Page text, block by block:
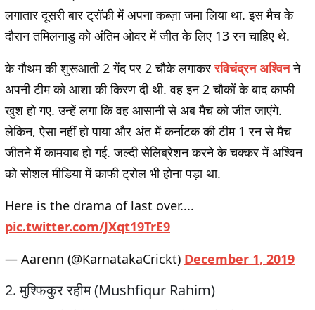
लगातार दूसरी बार ट्रॉफी में अपना कब्ज़ा जमा लिया था. इस मैच के
दौरान तमिलनाडु को अंतिम ओवर में जीत के लिए 13 रन चाहिए थे.
के गौथम की शुरूआती 2 गेंद पर 2 चौके लगाकररविचंद्रन अश्विनने
अपनी टीम को आशा की किरण दी थी. वह इन 2 चौकों के बाद काफी
खुश हो गए. उन्हें लगा कि वह आसानी से अब मैच को जीत जाएंगे.
लेकिन, ऐसा नहीं हो पाया और अंत में कर्नाटक की टीम 1 रन से मैच
जीतने में कामयाब हो गई. जल्दी सेलिब्रेशन करने के चक्कर में अश्विन
को सोशल मीडिया में काफी ट्रोल भी होना पड़ा था.
Here is the drama of last over....
pic.twitter.com/JXqt19TrE9
— Aarenn (@KarnatakaCrickt) December 1, 2019
2. मुश्फिकुर रहीम (Mushfiqur Rahim)